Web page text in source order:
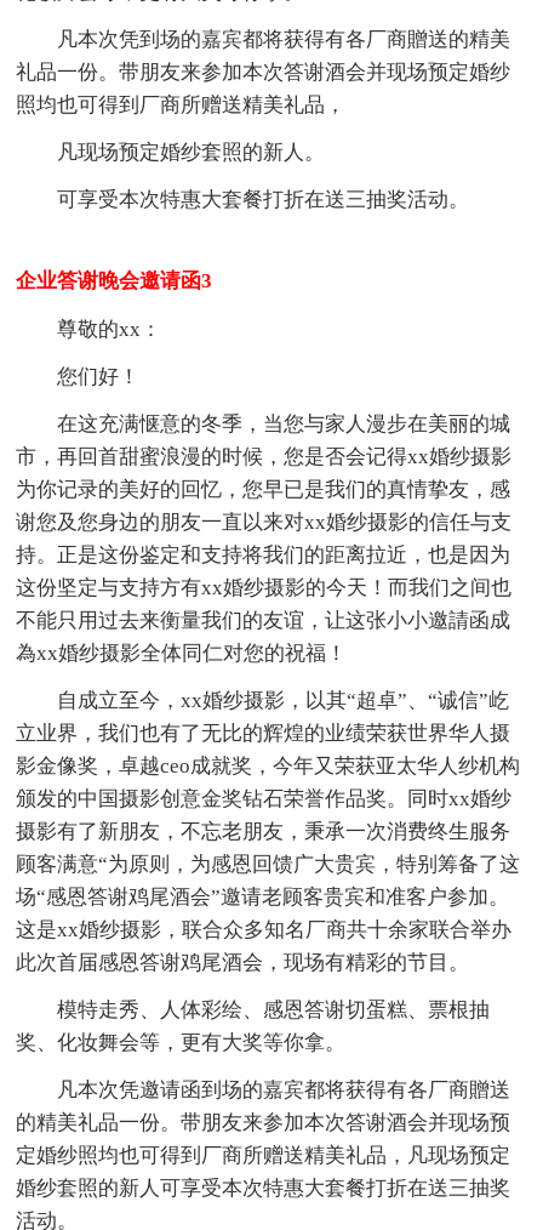
凡本次凭到场的嘉宾都将获得有各厂商贈送的精美
礼品一份。带朋友来参加本次答谢酒会并现场预定婚纱
照均也可得到厂商所赠送精美礼品，
凡现场预定婚纱套照的新人。
可享受本次特惠大套餐打折在送三抽奖活动。
企业答谢晚会邀请函3
尊敬的xx：
您们好！
在这充满惬意的冬季，当您与家人漫步在美丽的城
市，再回首甜蜜浪漫的时候，您是否会记得xx婚纱摄影
为你记录的美好的回忆，您早已是我们的真情挚友，感
谢您及您身边的朋友一直以来对xx婚纱摄影的信任与支
持。正是这份鉴定和支持将我们的距离拉近，也是因为
这份坚定与支持方有xx婚纱摄影的今天！而我们之间也
不能只用过去来衡量我们的友谊，让这张小小邀請函成
為xx婚纱摄影全体同仁对您的祝福！
自成立至今，xx婚纱摄影，以其“超卓”、“诚信”屹
立业界，我们也有了无比的辉煌的业绩荣获世界华人摄
影金像奖，卓越ceo成就奖，今年又荣获亚太华人纱机构
颁发的中国摄影创意金奖钻石荣誉作品奖。同时xx婚纱
摄影有了新朋友，不忘老朋友，秉承一次消费终生服务
顾客满意“为原则，为感恩回馈广大贵宾，特别筹备了这
场“感恩答谢鸡尾酒会”邀请老顾客贵宾和准客户参加。
这是xx婚纱摄影，联合众多知名厂商共十余家联合举办
此次首届感恩答谢鸡尾酒会，现场有精彩的节目。
模特走秀、人体彩绘、感恩答谢切蛋糕、票根抽
奖、化妆舞会等，更有大奖等你拿。
凡本次凭邀请函到场的嘉宾都将获得有各厂商贈送
的精美礼品一份。带朋友来参加本次答谢酒会并现场预
定婚纱照均也可得到厂商所赠送精美礼品，凡现场预定
婚纱套照的新人可享受本次特惠大套餐打折在送三抽奖
活动。